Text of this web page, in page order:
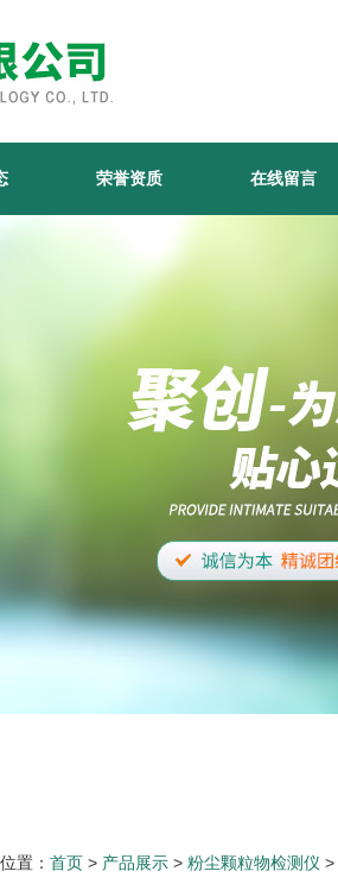
荣誉资质 在线留言
置： 首页 > 产品展示 > 粉尘颗粒物检测仪 >